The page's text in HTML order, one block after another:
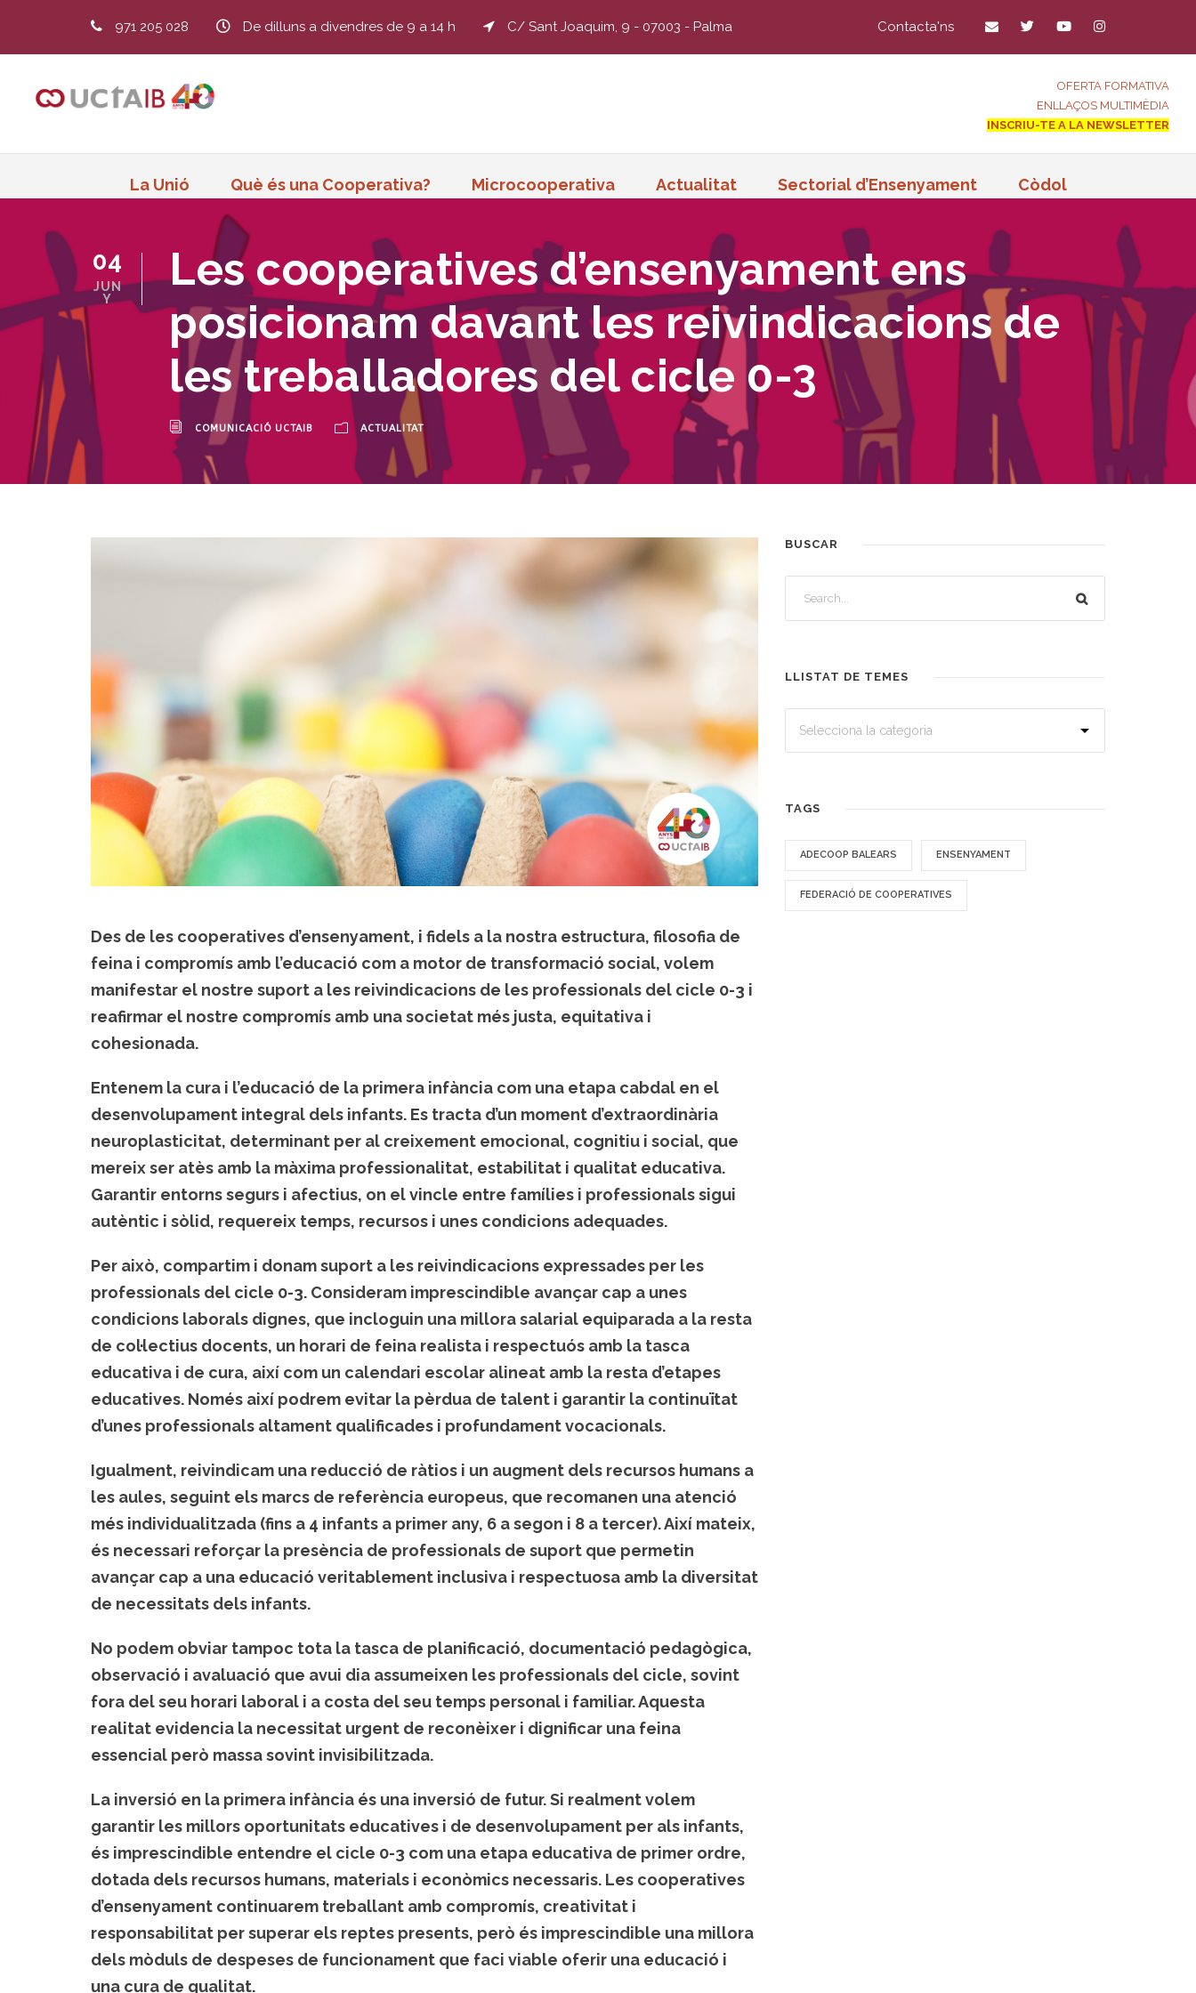
971 205 028 De dilluns a divendres de 9 a 14 h C/ Sant Joaquim, 9 - 07003 - Palma Contacta'ns
OFERTA FORMATIVA
ENLLAÇOS MULTIMÈDIA
INSCRIU-TE A LA NEWSLETTER
La Unió Què és una Cooperativa? Microcooperativa Actualitat Sectorial d’Ensenyament Còdol
04
JUN
Y
Les cooperatives d’ensenyament ens
posicionam davant les reivindicacions de
les treballadores del cicle 0-3
COMUNICACIÓ UCTAIB ACTUALITAT
Des de les cooperatives d’ensenyament, i fidels a la nostra estructura, filosofia de
feina i compromís amb l’educació com a motor de transformació social, volem
manifestar el nostre suport a les reivindicacions de les professionals del cicle 0-3 i
reafirmar el nostre compromís amb una societat més justa, equitativa i
cohesionada.
Entenem la cura i l’educació de la primera infància com una etapa cabdal en el
desenvolupament integral dels infants. Es tracta d’un moment d’extraordinària
neuroplasticitat, determinant per al creixement emocional, cognitiu i social, que
mereix ser atès amb la màxima professionalitat, estabilitat i qualitat educativa.
Garantir entorns segurs i afectius, on el vincle entre famílies i professionals sigui
autèntic i sòlid, requereix temps, recursos i unes condicions adequades.
Per això, compartim i donam suport a les reivindicacions expressades per les
professionals del cicle 0-3. Consideram imprescindible avançar cap a unes
condicions laborals dignes, que incloguin una millora salarial equiparada a la resta
de col·lectius docents, un horari de feina realista i respectuós amb la tasca
educativa i de cura, així com un calendari escolar alineat amb la resta d’etapes
educatives. Només així podrem evitar la pèrdua de talent i garantir la continuïtat
d’unes professionals altament qualificades i profundament vocacionals.
Igualment, reivindicam una reducció de ràtios i un augment dels recursos humans a
les aules, seguint els marcs de referència europeus, que recomanen una atenció
més individualitzada (fins a 4 infants a primer any, 6 a segon i 8 a tercer). Així mateix,
és necessari reforçar la presència de professionals de suport que permetin
avançar cap a una educació veritablement inclusiva i respectuosa amb la diversitat
de necessitats dels infants.
No podem obviar tampoc tota la tasca de planificació, documentació pedagògica,
observació i avaluació que avui dia assumeixen les professionals del cicle, sovint
fora del seu horari laboral i a costa del seu temps personal i familiar. Aquesta
realitat evidencia la necessitat urgent de reconèixer i dignificar una feina
essencial però massa sovint invisibilitzada.
La inversió en la primera infància és una inversió de futur. Si realment volem
garantir les millors oportunitats educatives i de desenvolupament per als infants,
és imprescindible entendre el cicle 0-3 com una etapa educativa de primer ordre,
dotada dels recursos humans, materials i econòmics necessaris. Les cooperatives
d’ensenyament continuarem treballant amb compromís, creativitat i
responsabilitat per superar els reptes presents, però és imprescindible una millora
dels mòduls de despeses de funcionament que faci viable oferir una educació i
una cura de qualitat.
BUSCAR
LLISTAT DE TEMES
TAGS
ADECOOP BALEARS ENSENYAMENT
FEDERACIÓ DE COOPERATIVES